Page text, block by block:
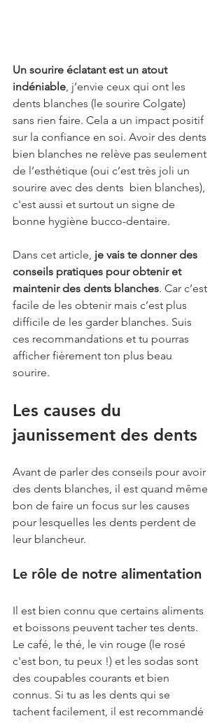
Un sourire éclatant est un atout
indéniable, j’envie ceux qui ont les
dents blanches (le sourire Colgate)
sans rien faire. Cela a un impact positif
sur la confiance en soi. Avoir des dents
bien blanches ne relève pas seulement
de l’esthétique (oui c’est très joli un
sourire avec des dents  bien blanches),
c'est aussi et surtout un signe de
bonne hygiène bucco-dentaire.
Dans cet article, je vais te donner des
conseils pratiques pour obtenir et
maintenir des dents blanches. Car c’est
facile de les obtenir mais c’est plus
difficile de les garder blanches. Suis
ces recommandations et tu pourras
afficher fièrement ton plus beau
sourire.
Les causes du
jaunissement des dents
Avant de parler des conseils pour avoir
des dents blanches, il est quand même
bon de faire un focus sur les causes
pour lesquelles les dents perdent de
leur blancheur.
Le rôle de notre alimentation
Il est bien connu que certains aliments
et boissons peuvent tacher tes dents.
Le café, le thé, le vin rouge (le rosé
c'est bon, tu peux !) et les sodas sont
des coupables courants et bien
connus. Si tu as les dents qui se
tachent facilement, il est recommandé